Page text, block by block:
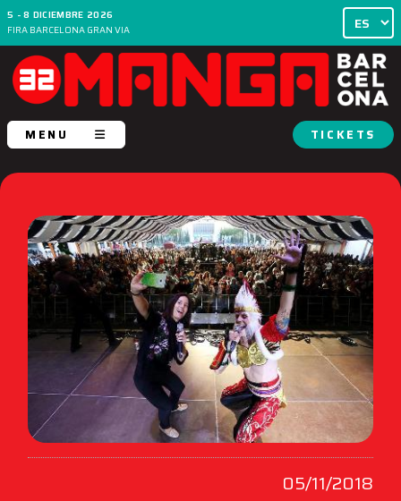
5 - 8 DICIEMBRE 2026
FIRA BARCELONA GRAN VIA
MENU TICKETS
05/11/2018